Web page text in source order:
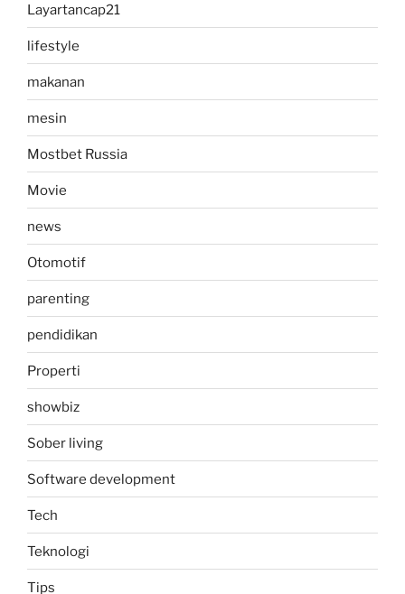
Layartancap21
lifestyle
makanan
mesin
Mostbet Russia
Movie
news
Otomotif
parenting
pendidikan
Properti
showbiz
Sober living
Software development
Tech
Teknologi
Tips